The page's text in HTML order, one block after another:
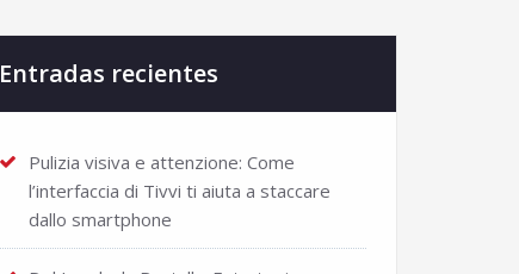
Entradas recientes
Pulizia visiva e attenzione: Come
l’interfaccia di Tivvi ti aiuta a staccare
dallo smartphone